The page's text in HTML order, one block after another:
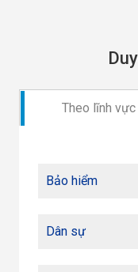
Theo lĩnh vực
Bảo hiểm
Dân sự